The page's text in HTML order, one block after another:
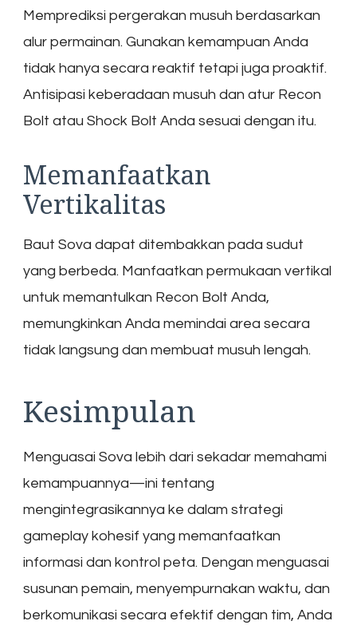
Memprediksi pergerakan musuh berdasarkan
alur permainan. Gunakan kemampuan Anda
tidak hanya secara reaktif tetapi juga proaktif.
Antisipasi keberadaan musuh dan atur Recon
Bolt atau Shock Bolt Anda sesuai dengan itu.
Memanfaatkan
Vertikalitas
Baut Sova dapat ditembakkan pada sudut
yang berbeda. Manfaatkan permukaan vertikal
untuk memantulkan Recon Bolt Anda,
memungkinkan Anda memindai area secara
tidak langsung dan membuat musuh lengah.
Kesimpulan
Menguasai Sova lebih dari sekadar memahami
kemampuannya—ini tentang
mengintegrasikannya ke dalam strategi
gameplay kohesif yang memanfaatkan
informasi dan kontrol peta. Dengan menguasai
susunan pemain, menyempurnakan waktu, dan
berkomunikasi secara efektif dengan tim, Anda